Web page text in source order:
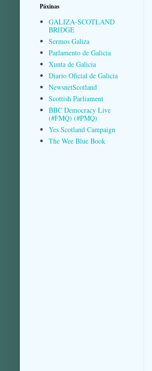
Páxinas
GALIZA-SCOTLAND
BRIDGE
Sermos Galiza
Parlamento de Galicia
Xunta de Galicia
Diario Oficial de Galicia
NewsnetScotland
Scottish Parliament
BBC Democracy Live
(#FMQ) (#PMQ)
Yes Scotland Campaign
The Wee Blue Book